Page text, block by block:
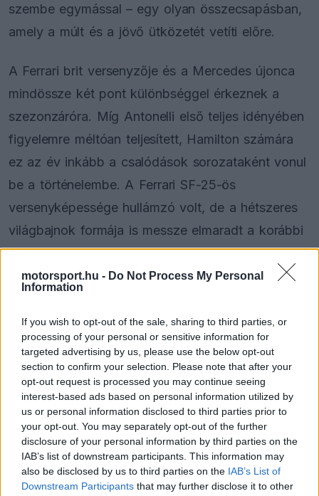
motorsport.hu - Do Not Process My Personal
Information
If you wish to opt-out of the sale, sharing to third parties, or
processing of your personal or sensitive information for
targeted advertising by us, please use the below opt-out
section to confirm your selection. Please note that after your
opt-out request is processed you may continue seeing
interest-based ads based on personal information utilized by
us or personal information disclosed to third parties prior to
your opt-out. You may separately opt-out of the further
disclosure of your personal information by third parties on the
IAB’s list of downstream participants. This information may
also be disclosed by us to third parties on the IAB’s List of
Downstream Participants that may further disclose it to other
szembe egymással – egy olyan összecsapásban,
amely a múlt és a jövő ütközetét vetíti előre.
A Ferrari brit versenyzője és a Mercedes újonca
mindössze két pont különbséggel érkeznek a
szezonzáróra. Míg Antonelli első teljes idényében
figyelemre méltóan teljesített, Hamilton számára
ez az év inkább a csalódások sorozataként vonul
be a történelembe. A Ferrari SF-25-ös
versenyképessége hullámzó volt, de a hétszeres
világbajnok formája is messze elmaradt a korábbi
évektől.
Video
Player
is
loading.
This
is
a
modal
window.
the server or network failed or because the format
is not supported.
A szezon hajrájában Hamilton egyre inkább